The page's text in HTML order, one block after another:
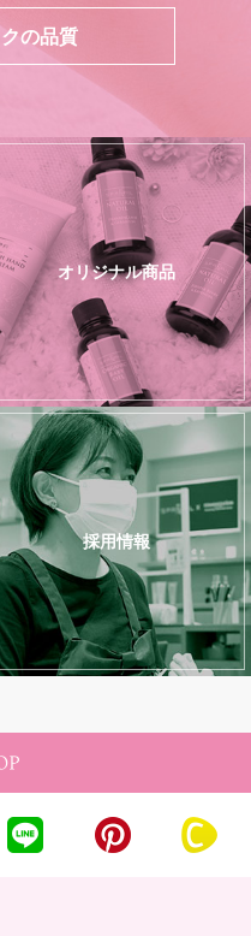
の品質
オリジナル商品
採用情報